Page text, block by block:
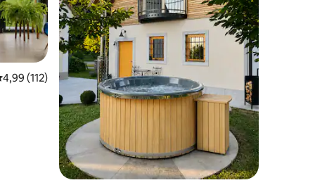
av 5 i genomsnittligt betyg, 112 omdömen
4,99 (112)